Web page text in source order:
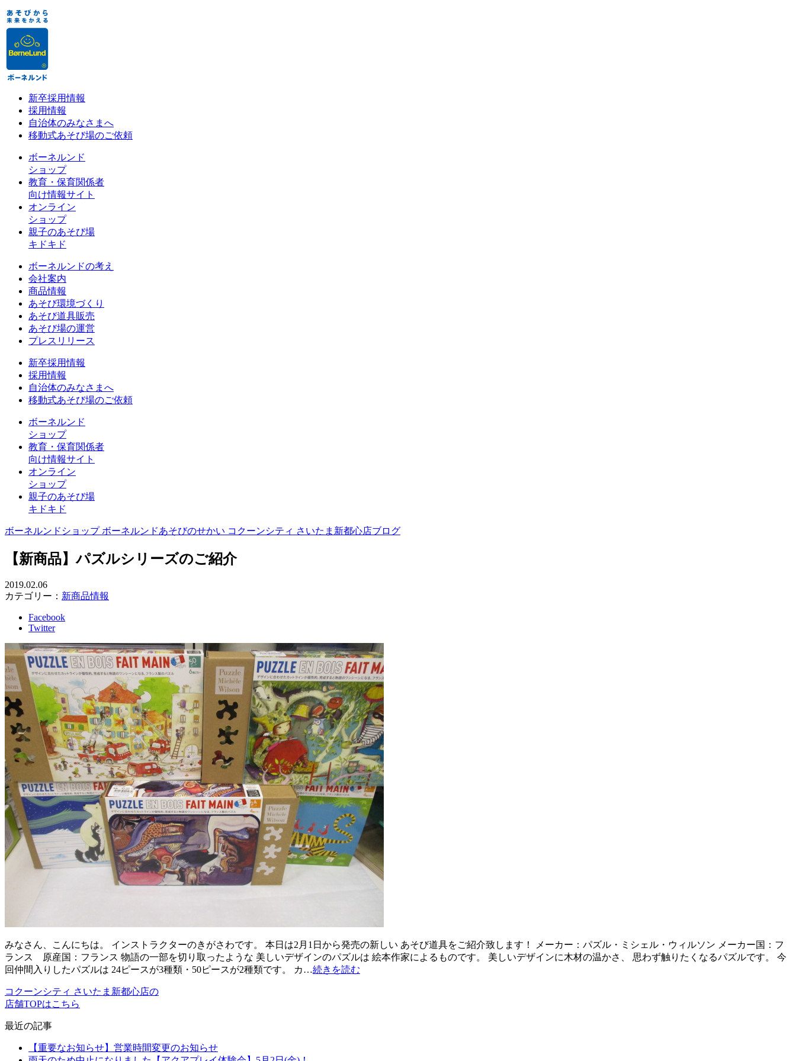
新卒採用情報
採用情報
自治体のみなさまへ
移動式あそび場のご依頼
ボーネルンド
ショップ
教育・保育関係者
向け情報サイト
オンライン
ショップ
親子のあそび場
キドキド
ボーネルンドの考え
会社案内
商品情報
あそび環境づくり
あそび道具販売
あそび場の運営
プレスリリース
新卒採用情報
採用情報
自治体のみなさまへ
移動式あそび場のご依頼
ボーネルンド
ショップ
教育・保育関係者
向け情報サイト
オンライン
ショップ
親子のあそび場
キドキド
ボーネルンドショップ ボーネルンドあそびのせかい コクーンシティ さいたま新都心店ブログ
【新商品】パズルシリーズのご紹介
2019.02.06
カテゴリー： 新商品情報
Facebook
Twitter
みなさん、こんにちは。 インストラクターのきがさわです。 本日は2月1日から発売の新しい あそび道具をご紹介致します！ メーカー：パズル・ミシェル・ウィルソン メーカー国：フ
ランス 原産国：フランス 物語の一部を切り取ったような 美しいデザインのパズルは 絵本作家によるものです。 美しいデザインに木材の温かさ、 思わず触りたくなるパズルです。 今
回仲間入りしたパズルは 24ピースが3種類・50ピースが2種類です。 カ…続きを読む
コクーンシティ さいたま新都心店の
店舗TOPはこちら
最近の記事
【重要なお知らせ】営業時間変更のお知らせ